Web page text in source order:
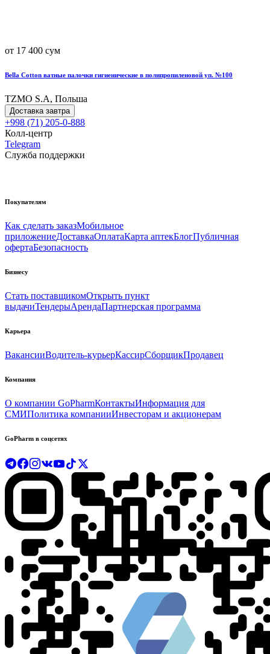
от 17 400 сум
Bella Cotton ватные палочки гигиенические в полипропиленовой уп. №100
TZMO S.A, Польша
Доставка завтра
+998 (71) 205-0-888
Колл-центр
Telegram
Служба поддержки
Покупателям
Как сделать заказМобильное
приложениеДоставкаОплатаКарта аптекБлогПубличная
офертаБезопасность
Бизнесу
Стать поставщикомОткрыть пункт
выдачиТендерыАрендаПартнерская программа
Карьера
ВакансииВодитель-курьерКассирСборщикПродавец
Компания
О компании GoPharmКонтактыИнформация для
СМИПолитика компанииИнвесторам и акционерам
GoPharm в соцсетях